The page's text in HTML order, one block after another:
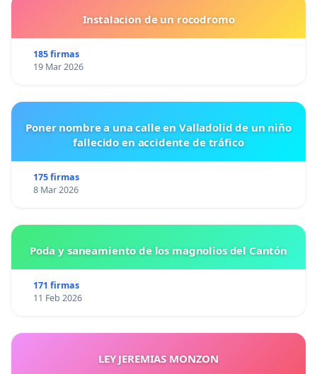
Instalacion de un rocodromo
185 firmas
19 Mar 2026
Poner nombre a una calle en Valladolid de un niño
fallecido en accidente de tráfico
175 firmas
8 Mar 2026
Poda y saneamiento de los magnolios del Cantón
171 firmas
11 Feb 2026
LEY JEREMIAS MONZON